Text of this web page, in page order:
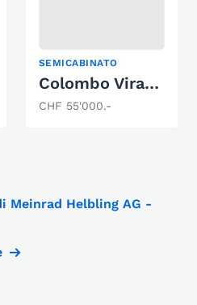
SEMICABINATO
Colombo Virage 34
CHF 55'000.-
Meinrad Helbling AG -